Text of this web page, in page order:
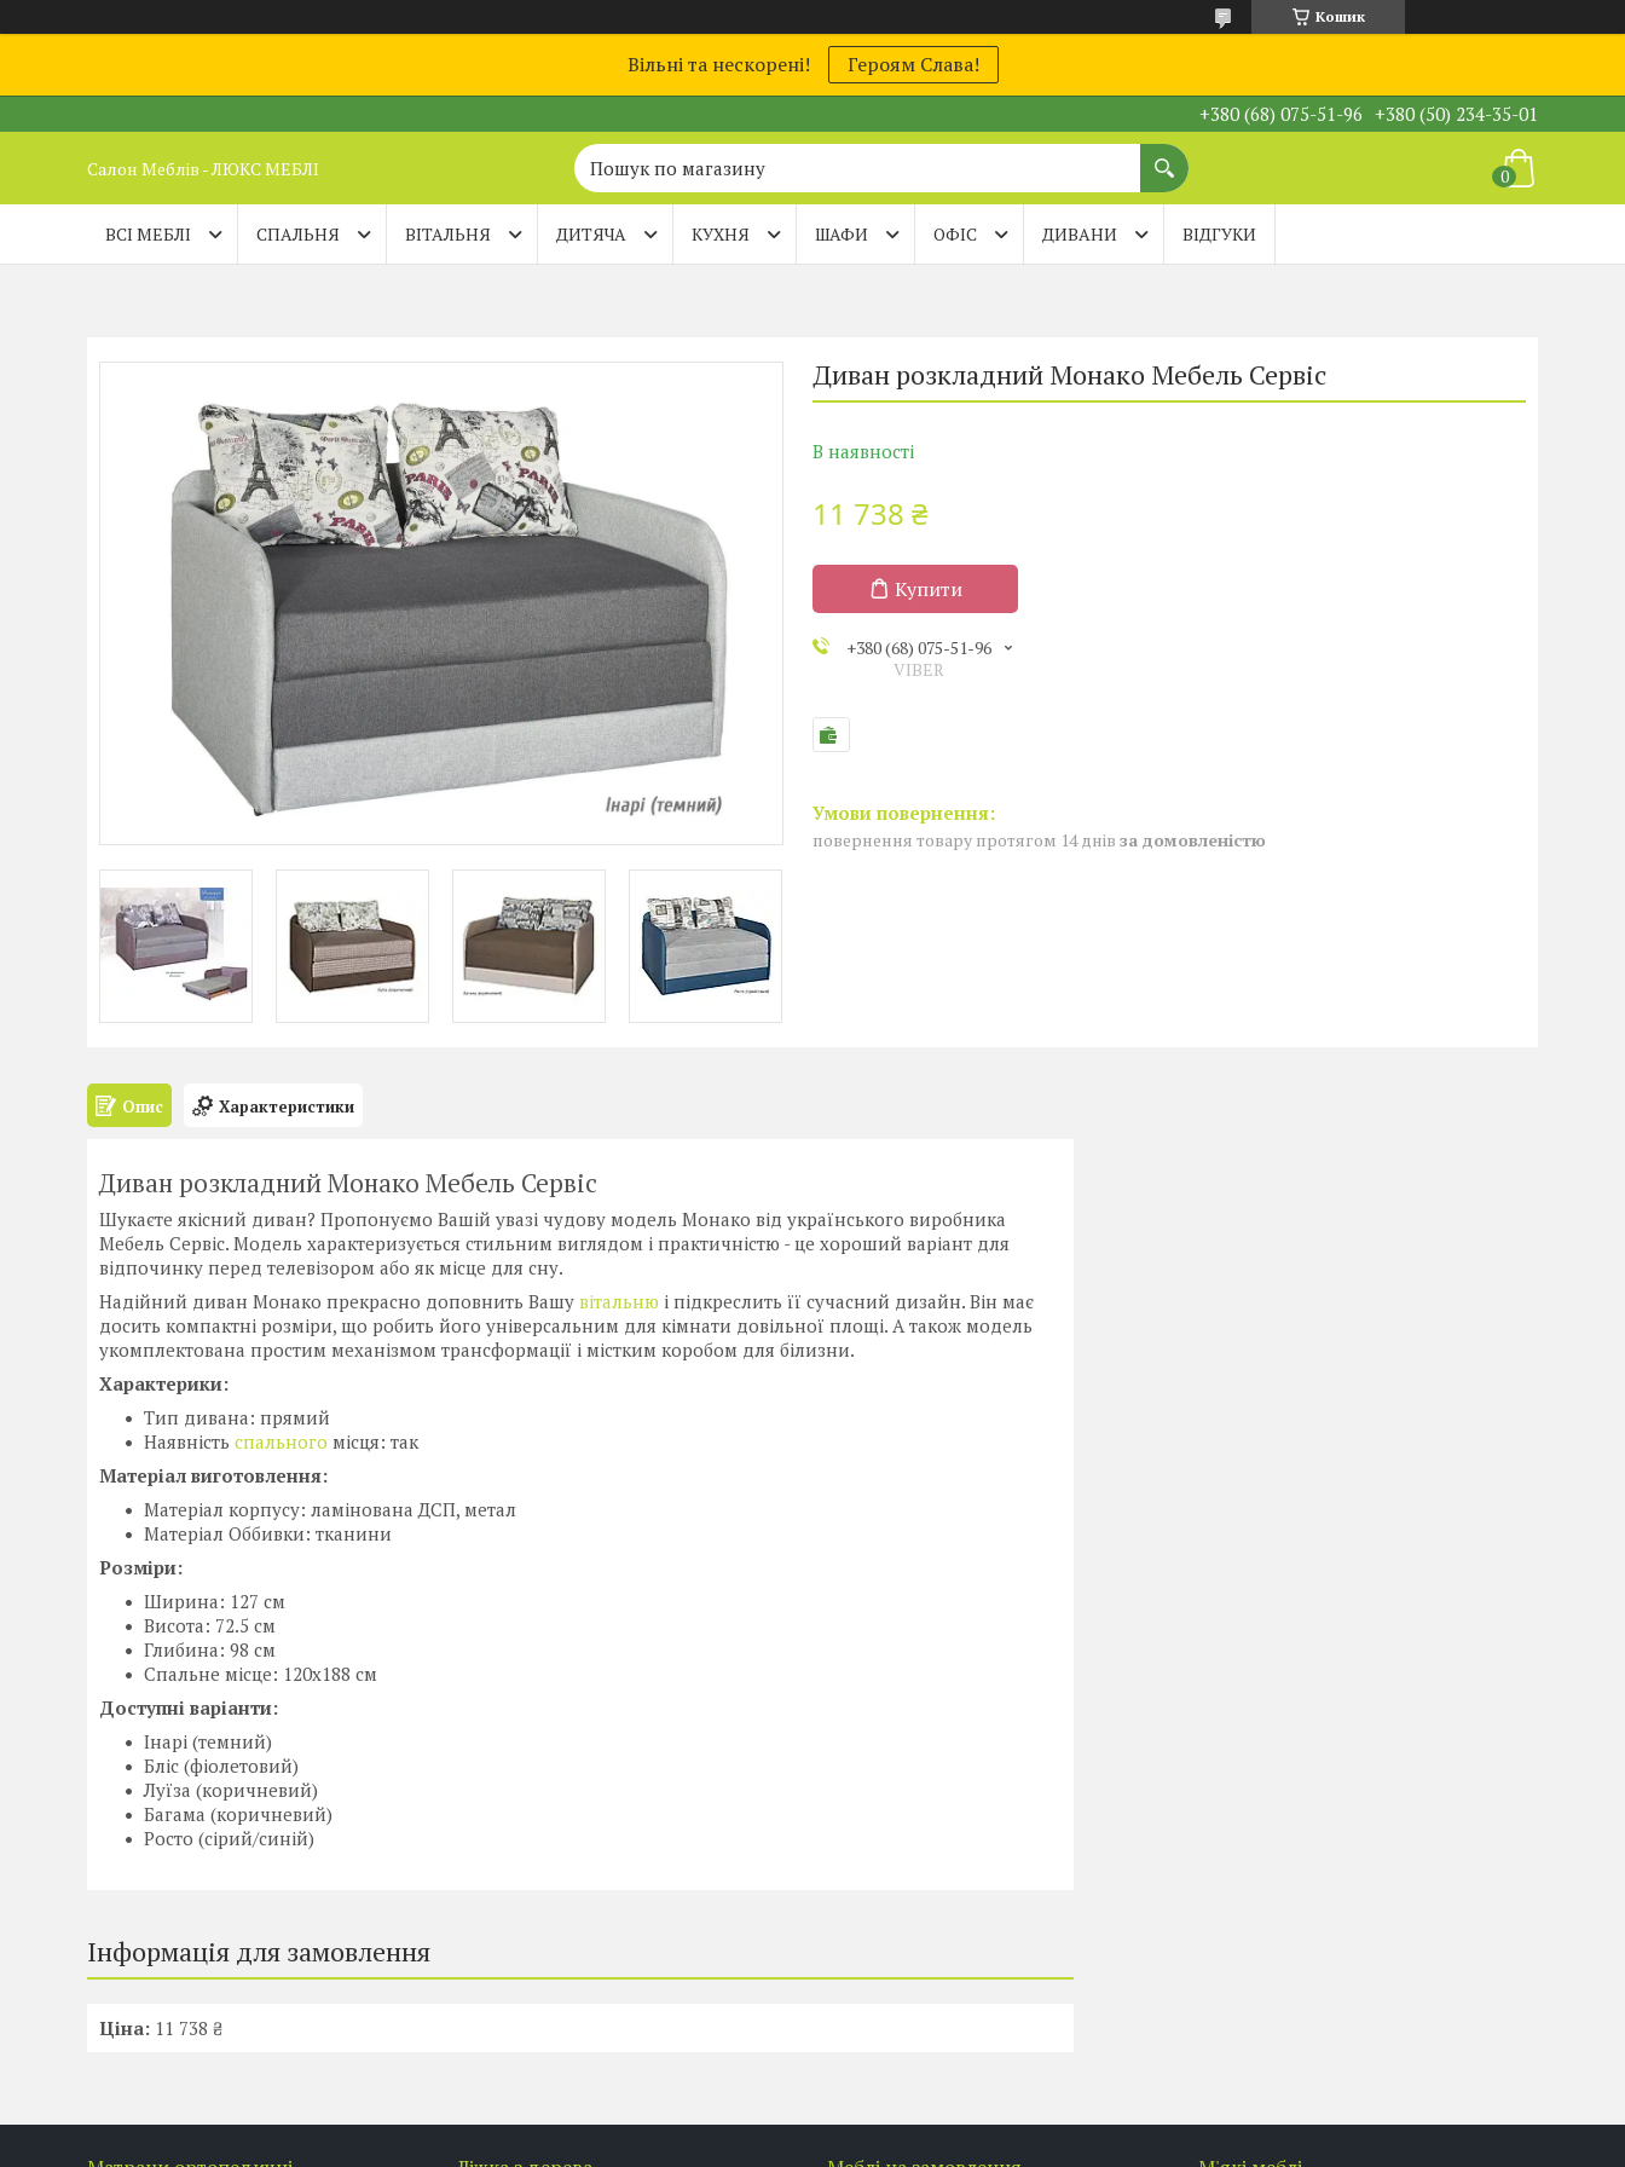
Кошик
Вільні та нескорені! Героям Слава!
+380 (68) 075-51-96 +380 (50) 234-35-01
Салон Меблів - ЛЮКС МЕБЛІ
ВСІ МЕБЛІ СПАЛЬНЯ ВІТАЛЬНЯ ДИТЯЧА КУХНЯ ШАФИ ОФІС ДИВАНИ ВІДГУКИ
Диван розкладний Монако Мебель Сервіс
В наявності
11 738 ₴
Купити
+380 (68) 075-51-96
VIBER
повернення товару протягом 14 днів за домовленістю
Опис Характеристики
Диван розкладний Монако Мебель Сервіс
Шукаєте якісний диван? Пропонуємо Вашій увазі чудову модель Монако від українського виробника
Мебель Сервіс. Модель характеризується стильним виглядом і практичністю - це хороший варіант для
відпочинку перед телевізором або як місце для сну.
Надійний диван Монако прекрасно доповнить Вашу вітальню і підкреслить її сучасний дизайн. Він має
досить компактні розміри, що робить його універсальним для кімнати довільної площі. А також модель
укомплектована простим механізмом трансформації і містким коробом для білизни.
Характерики:
Тип дивана: прямий
Наявність спального місця: так
Матеріал виготовлення:
Матеріал корпусу: ламінована ДСП, метал
Матеріал Оббивки: тканини
Розміри:
Ширина: 127 см
Висота: 72.5 см
Глибина: 98 см
Спальне місце: 120x188 см
Доступні варіанти:
Інарі (темний)
Бліс (фіолетовий)
Луїза (коричневий)
Багама (коричневий)
Росто (сірий/синій)
Інформація для замовлення
Ціна: 11 738 ₴